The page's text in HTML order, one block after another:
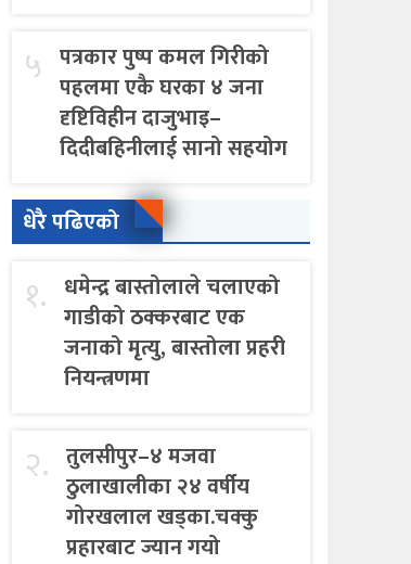
५ पत्रकार पुष्प कमल गिरीको
पहलमा एकै घरका ४ जना
दृष्टिविहीन दाजुभाइ–
दिदीबहिनीलाई सानो सहयोग
धेरै पढिएको
१. धमेन्द्र बास्तोलाले चलाएको
गाडीको ठक्करबाट एक
जनाको मृत्यु, बास्तोला प्रहरी
नियन्त्रणमा
२. तुलसीपुर–४ मजवा
ठुलाखालीका २४ वर्षीय
गोरखलाल खड्का.चक्कु
प्रहारबाट ज्यान गयो